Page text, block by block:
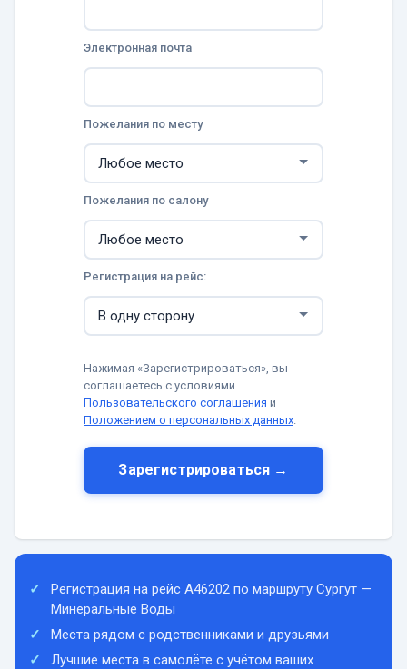
Электронная почта
Пожелания по месту
Пожелания по салону
Регистрация на рейс:
Нажимая «Зарегистрироваться», вы
соглашаетесь с условиями
Пользовательского соглашения и
Положением о персональных данных.
Зарегистрироваться →
Регистрация на рейс A46202 по маршруту Сургут —
Минеральные Воды
Места рядом с родственниками и друзьями
Лучшие места в самолёте с учётом ваших